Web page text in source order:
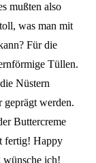
mußten also
was man mit
Für die
Tüllen.
Nüstern
werden.
Buttercreme
fertig! Happy
wünsche ich!